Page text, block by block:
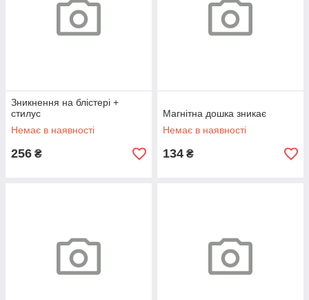
Зникнення на блістері +
стилус
Немає в наявності
256 ₴
Магнітна дошка зникає
Немає в наявності
134 ₴